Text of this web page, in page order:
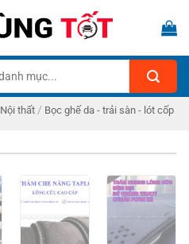
Nội thất / Bọc ghế da - trải sàn - lót cốp